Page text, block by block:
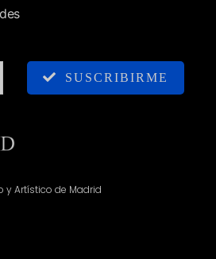
SUSCRIBIRME
y Artístico de Madrid